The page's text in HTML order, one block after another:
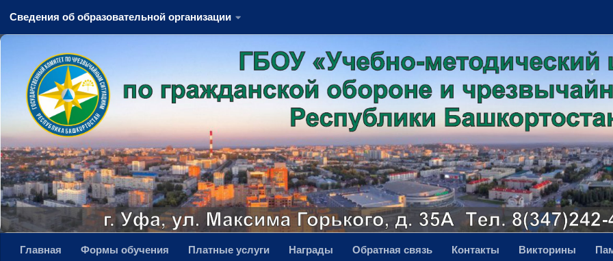
Перейти к содержимому
Сведения об образовательной организации
Главная Формы обучения Платные услуги Награды Обратная связь Контакты Викторины